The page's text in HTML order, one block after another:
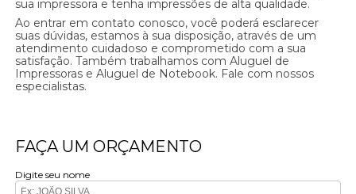
sua impressora e tenha impressões de alta qualidade.
Ao entrar em contato conosco, você poderá esclarecer
suas dúvidas, estamos à sua disposição, através de um
atendimento cuidadoso e comprometido com a sua
satisfação. Também trabalhamos com Aluguel de
Impressoras e Aluguel de Notebook. Fale com nossos
especialistas.
FAÇA UM ORÇAMENTO
Digite seu nome